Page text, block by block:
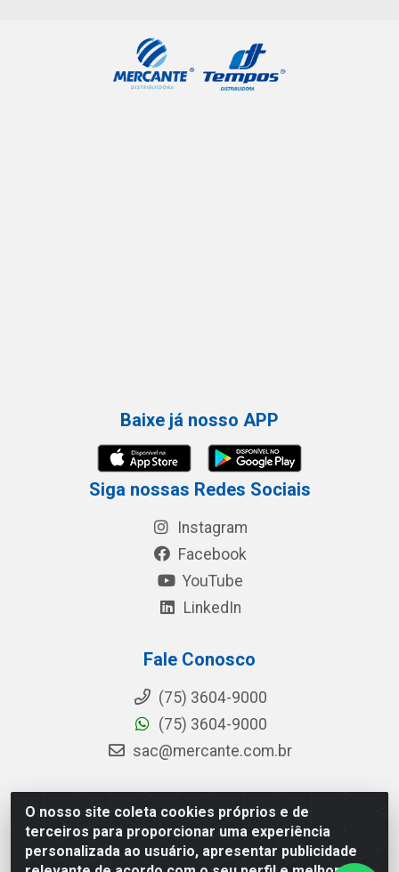
O nosso site coleta cookies próprios e de
terceiros para proporcionar uma experiência
personalizada ao usuário, apresentar publicidade
Baixe já nosso APP
Siga nossas Redes Sociais
Instagram
Facebook
YouTube
LinkedIn
Fale Conosco
(75) 3604-9000
(75) 3604-9000
sac@mercante.com.br
Mercante Distribuidora - Rua Mercante, 699 - Aviário,
Feira de Santana/BA - CEP 44.096-218 - CNPJ
96.755.848/0001-08